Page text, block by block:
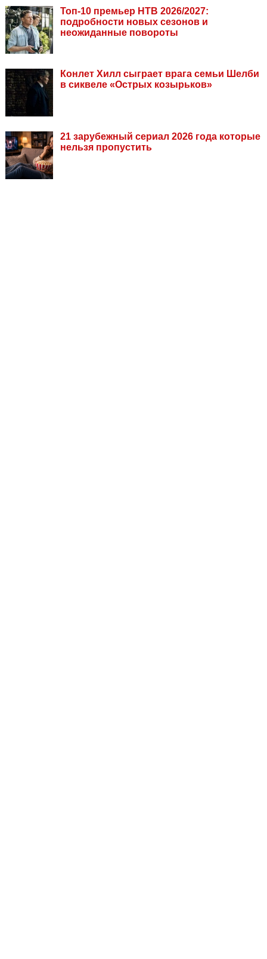
Топ-10 премьер НТВ 2026/2027:
подробности новых сезонов и
неожиданные повороты
Конлет Хилл сыграет врага семьи Шелби
в сиквеле «Острых козырьков»
21 зарубежный сериал 2026 года которые
нельзя пропустить